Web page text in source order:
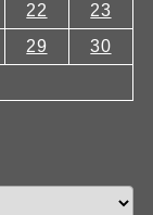
22
23
29
30